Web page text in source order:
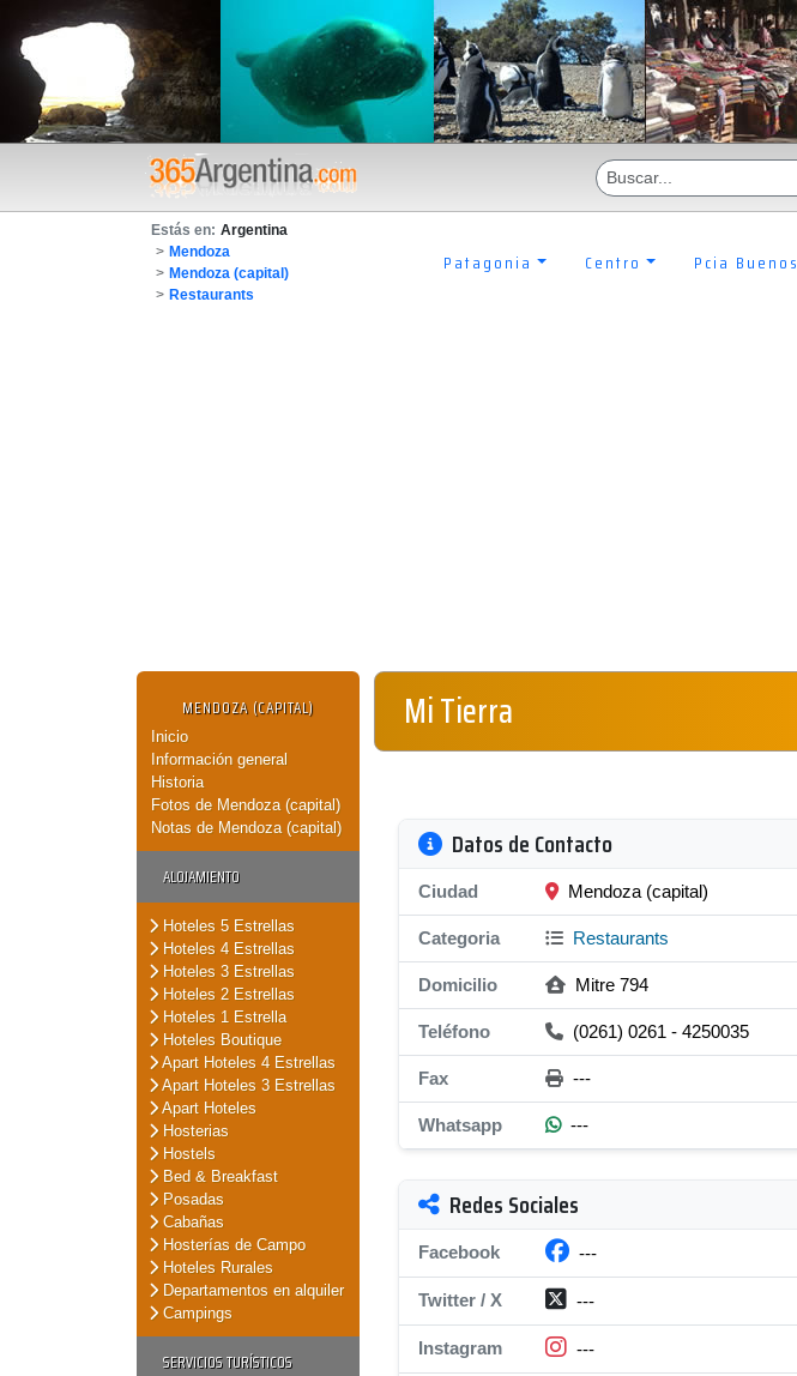
Estás en: Argentina
> Mendoza
> Mendoza (capital)
> Restaurants
Patagonia Centro Pcia
MENDOZA (CAPITAL)
Inicio
Información general
Historia
Fotos de Mendoza (capital)
Notas de Mendoza (capital)
ALOJAMIENTO
Hoteles 5 Estrellas
Hoteles 4 Estrellas
Hoteles 3 Estrellas
Hoteles 2 Estrellas
Hoteles 1 Estrella
Hoteles Boutique
Apart Hoteles 4 Estrellas
Apart Hoteles 3 Estrellas
Apart Hoteles
Hosterias
Hostels
Bed & Breakfast
Posadas
Cabañas
Hosterías de Campo
Hoteles Rurales
Departamentos en alquiler
Campings
SERVICIOS TURÍSTICOS
Mi Tierra
Datos de Contacto
Ciudad Mendoza (capital)
Categoria Restaurants
Domicilio Mitre 794
Teléfono (0261) 0261 - 4250035
Fax ---
Whatsapp ---
Redes Sociales
Facebook ---
Twitter / X ---
Instagram ---